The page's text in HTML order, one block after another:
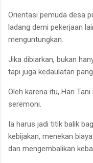
Orientasi pemuda desa
ladang demi pekerjaan
menguntungkan.
Jika dibiarkan, bukan
tapi juga kedaulatan
Oleh karena itu, Hari
seremoni.
Ia harus jadi titik balik
kebijakan, menekan
dan mengembalikan